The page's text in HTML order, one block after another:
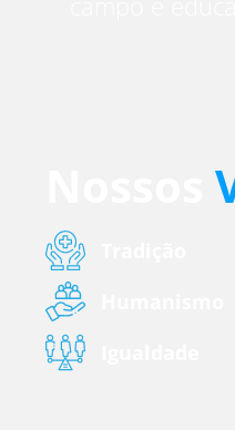
Nossos